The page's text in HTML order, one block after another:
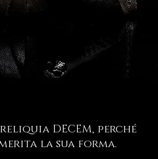
DECEM, perché
la sua forma.